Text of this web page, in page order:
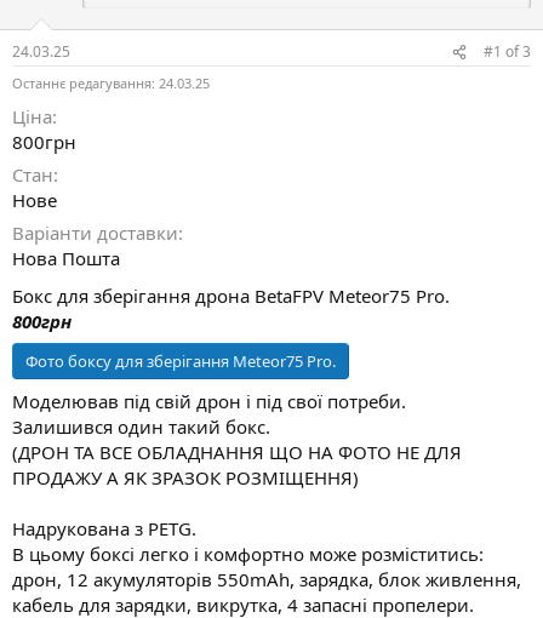
с
т
24.03.25 #1 of3
Останнє редагування: 24.03.25
Ціна
800грн
Стан
Нове
Варіанти доставки
Нова Пошта
Бокс для зберігання дрона BetaFPV Meteor75 Pro.
800грн
Фото боксу для зберігання Meteor75 Pro.
Моделював під свій дрон і під свої потреби.
Залишився один такий бокс.
(ДРОН ТА ВСЕ ОБЛАДНАННЯ ЩО НА ФОТО НЕ ДЛЯ
ПРОДАЖУ А ЯК ЗРАЗОК РОЗМІЩЕННЯ)
Надрукована з PETG.
В цьому боксі легко і комфортно може розміститись:
дрон, 12 акумуляторів 550mAh, зарядка, блок живлення,
кабель для зарядки, викрутка, 4 запасні пропелери.